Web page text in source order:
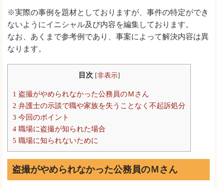
※実際の事例を題材としておりますが、事件の特定ができ
ないようにイニシャル及び内容を編集しております。
なお、あくまで参考例であり、事案によって解決内容は異
なります。
目次 [非表示]
1 盗撮がやめられなかった公務員のＭさん
2 弁護士の示談で職や家族を失うことなく不起訴処分
3 今回のポイント
4 職場に盗撮が知られた場合
5 職場に知られないために
盗撮がやめられなかった公務員のＭさん